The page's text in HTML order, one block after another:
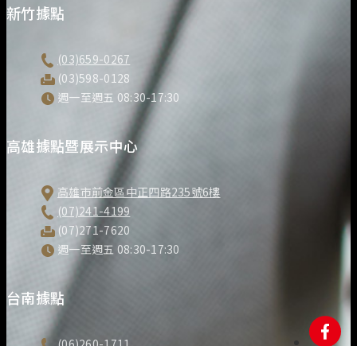
新竹據點
(03)659-0267
(03)598-0128
週一至週五 08:30-17:30
高雄據點暨展示中心
高雄市前金區中正四路235號6樓
(07)241-4199
(07)271-7620
週一至週五 08:30-17:30
台南據點